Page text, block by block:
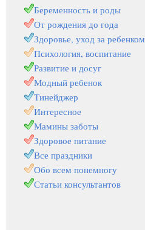
Беременность и роды
От рождения до года
Здоровье, уход за ребенком
Психология, воспитание
Развитие и досуг
Модный ребенок
Тинейджер
Интересное
Мамины заботы
Здоровое питание
Все праздники
Обо всем понемногу
Статьи консультантов